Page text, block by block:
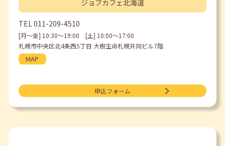
ジョブカフェ北海道
TEL011-209-4510
[月〜金] 10:30〜19:00 [土] 10:00〜17:00
札幌市中央区北4条西5丁目 大樹生命札幌共同ビル7階
MAP
申込フォーム